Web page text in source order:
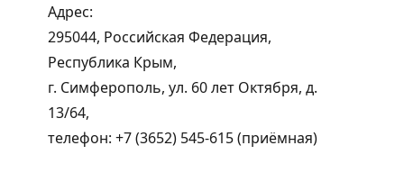
Адрес:
295044, Российская Федерация,
Республика Крым,
г. Симферополь, ул. 60 лет Октября, д.
13/64,
телефон: +7 (3652) 545-615 (приёмная)